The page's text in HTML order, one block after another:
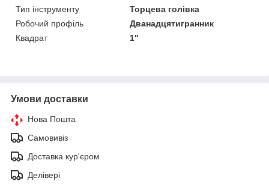
Тип інструменту
Торцева голівка
Робочий профіль
Дванадцятигранник
Квадрат
1"
Умови доставки
Нова Пошта
Самовивіз
Доставка кур'єром
Делівері